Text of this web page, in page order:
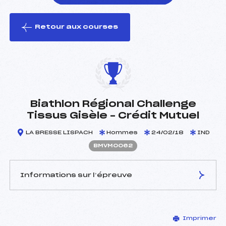
le ski
Retour aux courses
Biathlon Régional Challenge
Tissus Gisèle – Crédit Mutuel
LA BRESSE LISPACH Hommes 24/02/18 IND
BMVM0062
Informations sur l’épreuve
CLAUDE CHRISTINE (MV)
Imprimer